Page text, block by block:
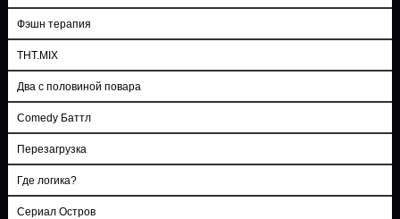
Фэшн терапия
ТНТ.MIX
Два с половиной повара
Comedy Баттл
Перезагрузка
Где логика?
Сериал Остров